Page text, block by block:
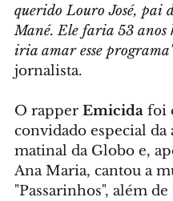
querido Louro José, pai
Mané. Ele faria 53 anos
iria amar esse
jornalista.
O rapper Emicida foi
convidado especial da
matinal da Globo e,
Ana Maria, cantou a
"Passarinhos", além de